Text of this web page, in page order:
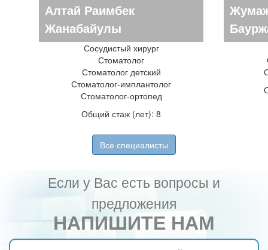
Алтай Раимбек
Жанабайулы
Сосудистый хирург
Стоматолог
Стоматолог детский
Стоматолог-имплантолог
Стоматолог-ортопед
Общий стаж (лет): 8
Все специалисты
Если у Вас есть вопросы и
предложения
НАПИШИТЕ НАМ